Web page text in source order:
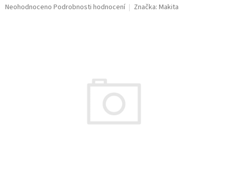
Průměrné
Neohodnoceno Podrobnosti hodnocení Značka: Makita